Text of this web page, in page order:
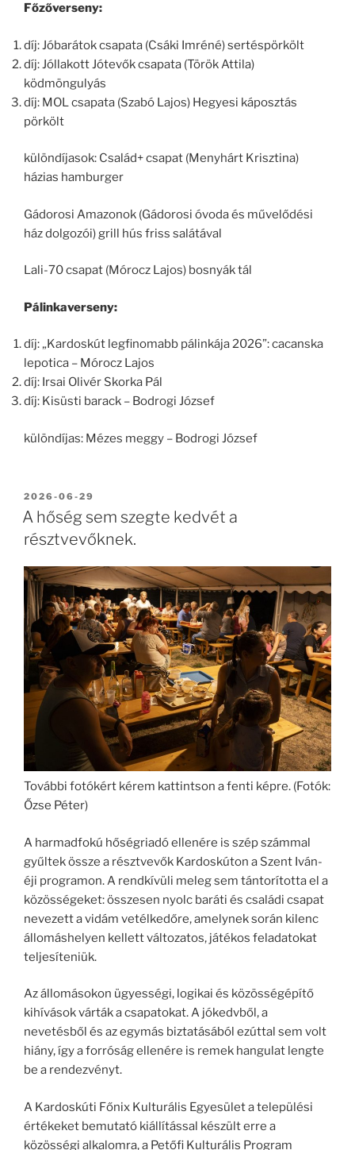
Főzőverseny:
díj: Jóbarátok csapata (Csáki Imréné) sertéspörkölt
díj: Jóllakott Jótevők csapata (Török Attila)
ködmöngulyás
díj: MOL csapata (Szabó Lajos) Hegyesi káposztás
pörkölt
különdíjasok: Család+ csapat (Menyhárt Krisztina)
házias hamburger
Gádorosi Amazonok (Gádorosi óvoda és művelődési
ház dolgozói) grill hús friss salátával
Lali-70 csapat (Mórocz Lajos) bosnyák tál
Pálinkaverseny:
díj: „Kardoskút legfinomabb pálinkája 2026”: cacanska
lepotica – Mórocz Lajos
díj: Irsai Olivér Skorka Pál
díj: Kisüsti barack – Bodrogi József
különdíjas: Mézes meggy – Bodrogi József
BEKÜLDVE:
2026-06-29
A hőség sem szegte kedvét a
résztvevőknek.
További fotókért kérem kattintson a fenti képre. (Fotók:
Őzse Péter)
A harmadfokú hőségriadó ellenére is szép számmal
gyűltek össze a résztvevők Kardoskúton a Szent Iván-
éji programon. A rendkívüli meleg sem tántorította el a
közösségeket: összesen nyolc baráti és családi csapat
nevezett a vidám vetélkedőre, amelynek során kilenc
állomáshelyen kellett változatos, játékos feladatokat
teljesíteniük.
Az állomásokon ügyességi, logikai és közösségépítő
kihívások várták a csapatokat. A jókedvből, a
nevetésből és az egymás biztatásából ezúttal sem volt
hiány, így a forróság ellenére is remek hangulat lengte
be a rendezvényt.
A Kardoskúti Főnix Kulturális Egyesület a települési
értékeket bemutató kiállítással készült erre a
közösségi alkalomra, a Petőfi Kulturális Program